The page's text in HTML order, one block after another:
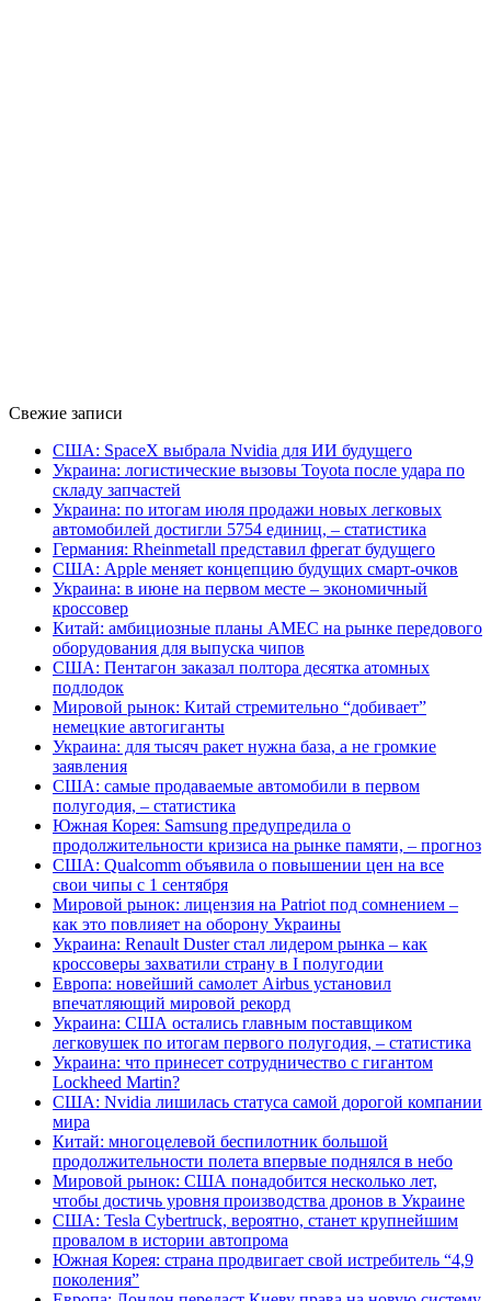
Свежие записи
США: SpaceX выбрала Nvidia для ИИ будущего
Украина: логистические вызовы Toyota после удара по
складу запчастей
Украина: по итогам июля продажи новых легковых
автомобилей достигли 5754 единиц, – статистика
Германия: Rheinmetall представил фрегат будущего
США: Apple меняет концепцию будущих смарт-очков
Украина: в июне на первом месте – экономичный
кроссовер
Китай: амбициозные планы AMEC на рынке передового
оборудования для выпуска чипов
США: Пентагон заказал полтора десятка атомных
подлодок
Мировой рынок: Китай стремительно “добивает”
немецкие автогиганты
Украина: для тысяч ракет нужна база, а не громкие
заявления
США: самые продаваемые автомобили в первом
полугодия, – статистика
Южная Корея: Samsung предупредила о
продолжительности кризиса на рынке памяти, – прогноз
США: Qualcomm объявила о повышении цен на все
свои чипы с 1 сентября
Мировой рынок: лицензия на Patriot под сомнением –
как это повлияет на оборону Украины
Украина: Renault Duster стал лидером рынка – как
кроссоверы захватили страну в I полугодии
Европа: новейший самолет Airbus установил
впечатляющий мировой рекорд
Украина: США остались главным поставщиком
легковушек по итогам первого полугодия, – статистика
Украина: что принесет сотрудничество с гигантом
Lockheed Martin?
США: Nvidia лишилась статуса самой дорогой компании
мира
Китай: многоцелевой беспилотник большой
продолжительности полета впервые поднялся в небо
Мировой рынок: США понадобится несколько лет,
чтобы достичь уровня производства дронов в Украине
США: Tesla Cybertruck, вероятно, станет крупнейшим
провалом в истории автопрома
Южная Корея: страна продвигает свой истребитель “4,9
поколения”